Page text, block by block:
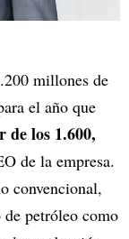
millones de
el año que
de los 1.600,
de la empresa.
convencional,
petróleo como